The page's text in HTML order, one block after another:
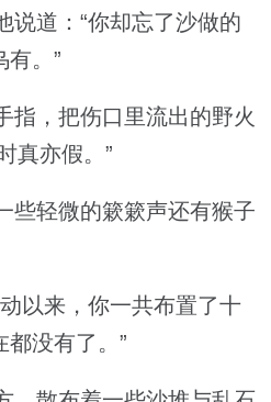
道：“你却忘了沙做的
有。”
，把伤口里流出的野火
真亦假。”
轻微的簌簌声还有猴子
以来，你一共布置了十
没有了。”